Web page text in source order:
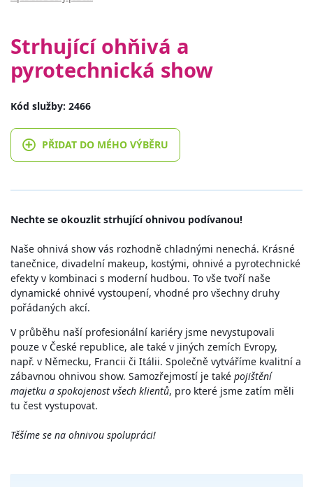
Strhující ohňivá a
pyrotechnická show
Kód služby: 2466
PŘIDAT DO MÉHO VÝBĚRU
Nechte se okouzlit strhující ohnivou podívanou!
Naše ohnivá show vás rozhodně chladnými nenechá. Krásné
tanečnice, divadelní makeup, kostými, ohnivé a pyrotechnické
efekty v kombinaci s moderní hudbou. To vše tvoří naše
dynamické ohnivé vystoupení, vhodné pro všechny druhy
pořádaných akcí.
V průběhu naší profesionální kariéry jsme nevystupovali
pouze v České republice, ale také v jiných zemích Evropy,
např. v Německu, Francii či Itálii. Společně vytváříme kvalitní a
zábavnou ohnivou show. Samozřejmostí je také pojištění
majetku a spokojenost všech klientů, pro které jsme zatím měli
tu čest vystupovat.
Těšíme se na ohnivou spolupráci!